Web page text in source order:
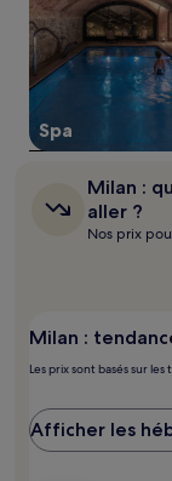
pour
2 adultes.
Les
prix
la
disponibilité
susceptibles
changer.
peuvent
Spa
Milan :
quel
est
le
aller ?
Milan :
aller ?
Nos prix
Milan :
Les prix sont basés sur
Afficher les